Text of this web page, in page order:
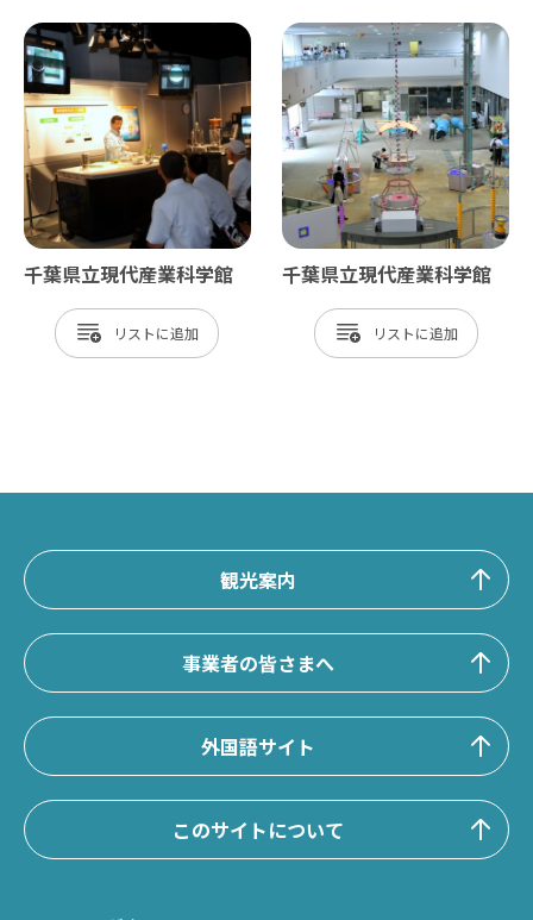
千葉県立現代産業科学館
リスト
千葉県立現代産業科学館
リスト
観光案内
事業者の皆さまへ
外国語サイト
このサイトについて